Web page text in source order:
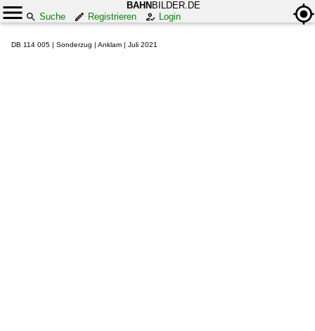
BAHN BILDER.DE
Suche
Registrieren Login
DB 114 005 | Sonderzug | Anklam | Juli 2021